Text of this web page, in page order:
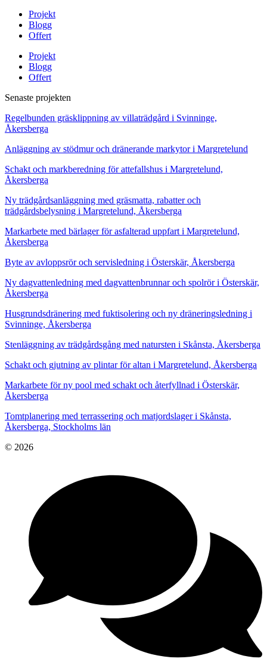
Projekt
Blogg
Offert
Projekt
Blogg
Offert
Senaste projekten
Regelbunden gräsklippning av villaträdgård i Svinninge,
Åkersberga
Anläggning av stödmur och dränerande markytor i Margretelund
Schakt och markberedning för attefallshus i Margretelund,
Åkersberga
Ny trädgårdsanläggning med gräsmatta, rabatter och
trädgårdsbelysning i Margretelund, Åkersberga
Markarbete med bärlager för asfalterad uppfart i Margretelund,
Åkersberga
Byte av avloppsrör och servisledning i Österskär, Åkersberga
Ny dagvattenledning med dagvattenbrunnar och spolrör i Österskär,
Åkersberga
Husgrundsdränering med fuktisolering och ny dräneringsledning i
Svinninge, Åkersberga
Stenläggning av trädgårdsgång med natursten i Skånsta, Åkersberga
Schakt och gjutning av plintar för altan i Margretelund, Åkersberga
Markarbete för ny pool med schakt och återfyllnad i Österskär,
Åkersberga
Tomtplanering med terrassering och matjordslager i Skånsta,
Åkersberga, Stockholms län
© 2026